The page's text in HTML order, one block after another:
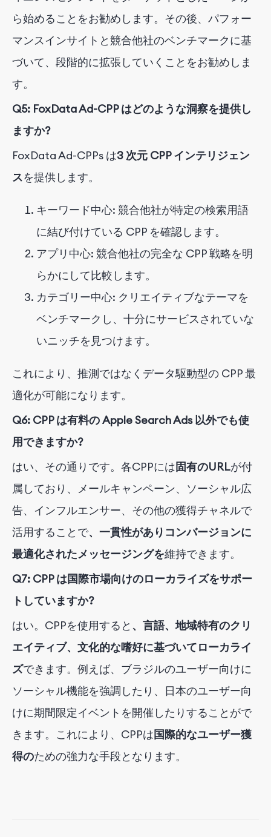
ら始めることをお勧めします。その後、パフォー
マンスインサイトと競合他社のベンチマークに基
づいて、段階的に拡張していくことをお勧めしま
す。
Q5: FoxData Ad-CPP はどのような洞察を提供し
ますか?
FoxData Ad-CPPs は3 次元 CPP インテリジェン
スを提供します。
キーワード中心: 競合他社が特定の検索用語
に結び付けている CPP を確認します。
アプリ中心: 競合他社の完全な CPP 戦略を明
らかにして比較します。
カテゴリー中心: クリエイティブなテーマを
ベンチマークし、十分にサービスされていな
いニッチを見つけます。
これにより、推測ではなくデータ駆動型の CPP 最
適化が可能になります。
Q6: CPP は有料の Apple Search Ads 以外でも使
用できますか?
はい、その通りです。各CPPには固有のURLが付
属しており 、メールキャンペーン、ソーシャル広
告、インフルエンサー、その他の獲得チャネルで
活用することで、一貫性がありコンバージョンに
最適化されたメッセージングを維持できます。
Q7: CPP は国際市場向けのローカライズをサポー
トしていますか?
はい。CPPを使用すると 、言語、地域特有のクリ
エイティブ、文化的な嗜好に基づいてローカライ
ズできます。例えば、ブラジルのユーザー向けに
ソーシャル機能を強調したり、日本のユーザー向
けに期間限定イベントを開催したりすることがで
きます。これにより、CPPは国際的なユーザー獲
得のための強力な手段となります。